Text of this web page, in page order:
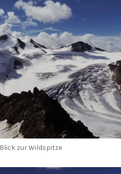
Blick zur Wildspitze